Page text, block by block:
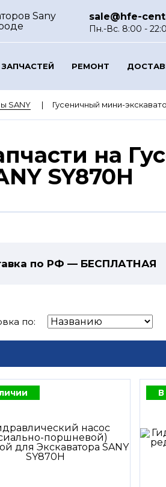
Sany
sale@hfe-
Пн.-Вс. 8:00 -
РЕМОНТ
SANY Гусеничный мини-
на
SY870H
по РФ — БЕСПЛАТНАЯ
по: